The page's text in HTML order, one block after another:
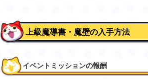
上級魔導書・魔壁の入手方法
イベントミッションの報酬